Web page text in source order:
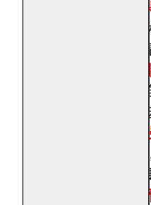
在关键时刻
贵人金常被
的象征，让事
提升整体行事
当人事顺，
寓意让事情推
稳定心态，增
焚烧过程本
择与压力时，
让善缘持续